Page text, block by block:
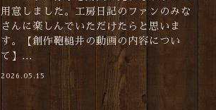
用意しました。工房日記のファンのみな
さんに楽しんでいただけたらと思いま
す。【創作鞄槌井の動画の内容につい
て】...
2026.05.15